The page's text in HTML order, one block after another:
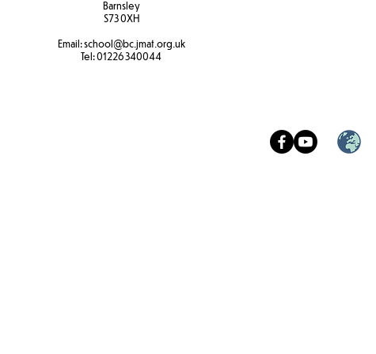
Barnsley
S73 0XH​
Email:school@bc.jmat.org.uk
Tel:01226 340044